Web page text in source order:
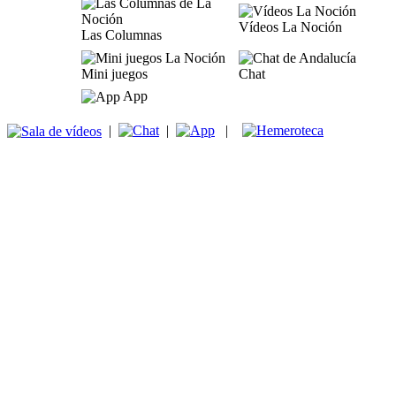
Las Columnas
Vídeos La Noción
Mini juegos
Chat
App
| | |